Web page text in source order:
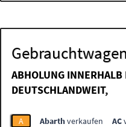
ABHOLUNG INNERHALB
DEUTSCHLANDWEIT,
A Abarthverkaufen AC